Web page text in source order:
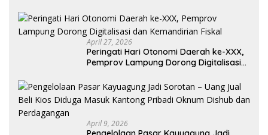
DITINDAK TEGAS
April 27, 2026
Peringati Hari Otonomi Daerah ke-XXX,
Pemprov Lampung Dorong Digitalisasi
April 9, 2026